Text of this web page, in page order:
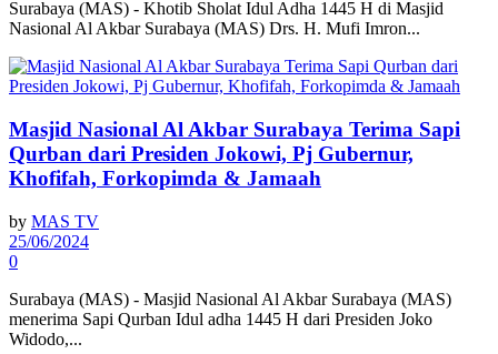
Surabaya (MAS) - Khotib Sholat Idul Adha 1445 H di Masjid
Nasional Al Akbar Surabaya (MAS) Drs. H. Mufi Imron...
Masjid Nasional Al Akbar Surabaya Terima Sapi
Qurban dari Presiden Jokowi, Pj Gubernur,
Khofifah, Forkopimda & Jamaah
by MAS TV
25/06/2024
0
Surabaya (MAS) - Masjid Nasional Al Akbar Surabaya (MAS)
menerima Sapi Qurban Idul adha 1445 H dari Presiden Joko
Widodo,...